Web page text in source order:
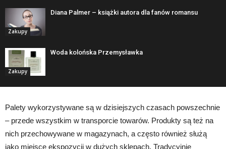
Zakupy
Diana Palmer – książki autora dla fanów romansu
Zakupy
Woda kolońska Przemysławka
Palety wykorzystywane są w dzisiejszych czasach powszechnie
– przede wszystkim w transporcie towarów. Produkty są też na
nich przechowywane w magazynach, a często również służą
jako miejsce ekspozycji w dużych sklepach. Tradycyjnie